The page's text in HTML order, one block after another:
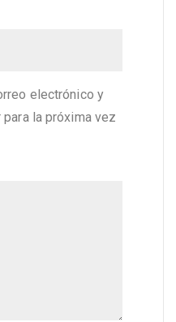
electrónico y
la próxima vez